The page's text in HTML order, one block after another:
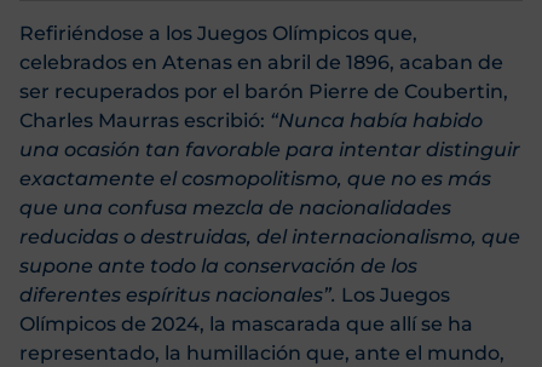
Refiriéndose a los Juegos Olímpicos que,
celebrados en Atenas en abril de 1896, acaban de
ser recuperados por el barón Pierre de Coubertin,
Charles Maurras escribió: “Nunca había habido
una ocasión tan favorable para intentar distinguir
exactamente el cosmopolitismo, que no es más
que una confusa mezcla de nacionalidades
reducidas o destruidas, del internacionalismo, que
supone ante todo la conservación de los
diferentes espíritus nacionales”. Los Juegos
Olímpicos de 2024, la mascarada que allí se ha
representado, la humillación que, ante el mundo,